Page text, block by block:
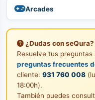
Arcades
¿Dudas con seQura?
Resuelve tus
preguntas frecuentes
cliente: 931 760 008
18:00h).
También puedes